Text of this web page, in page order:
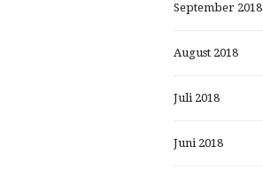
September 2018
August 2018
Juli 2018
Juni 2018